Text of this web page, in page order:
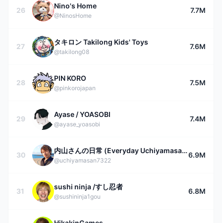
26
Nino's Home
@NinosHome
7.7M
27
タキロン Takilong Kids' Toys
@takilong08
7.6M
28
PIN KORO
@pinkorojapan
7.5M
29
Ayase / YOASOBI
@ayase_yoasobi
7.4M
30
内山さんの日常 (Everyday Uchiyamasan)
@uchiyamasan7322
6.9M
31
sushi ninja /すし忍者
@sushininja1gou
6.8M